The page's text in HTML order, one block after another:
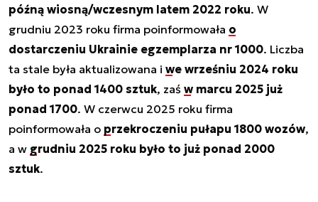
późną wiosną/wczesnym latem 2022 roku. W
grudniu 2023 roku firma poinformowała o
dostarczeniu Ukrainie egzemplarza nr 1000. Liczba
ta stale była aktualizowana i we wrześniu 2024 roku
było to ponad 1400 sztuk, zaś w marcu 2025 już
ponad 1700. W czerwcu 2025 roku firma
poinformowała o przekroczeniu pułapu 1800 wozów,
a w grudniu 2025 roku było to już ponad 2000
sztuk.